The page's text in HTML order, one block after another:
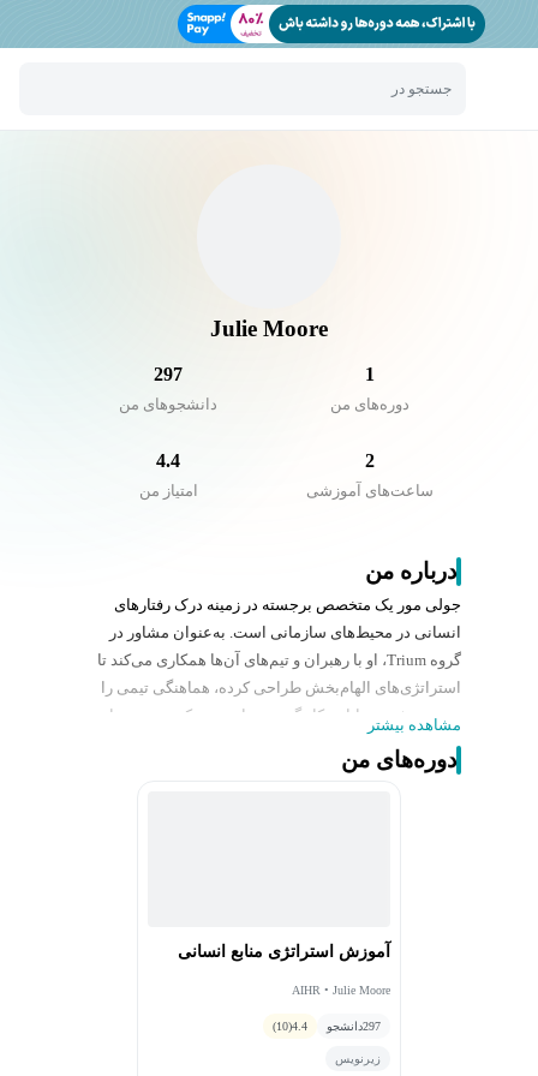
جستجو در
Julie Moore
1
دوره‌های من
297
دانشجو‌های من
2
ساعت‌های آموزشی
4.4
امتیاز من
درباره من
جولی مور یک متخصص برجسته در زمینه درک رفتارهای
انسانی در محیط‌های سازمانی است. به‌عنوان مشاور در
گروه Trium، او با رهبران و تیم‌های آن‌ها همکاری می‌کند تا
استراتژی‌های الهام‌بخش طراحی کرده، هماهنگی تیمی را
بهبود بخشد و توانایی کار گروهی را تقویت کند. تخصص او
شامل حوزه‌های کلیدی مانند روان‌شناسی کسب‌وکار، توسعه
سازمانی، رشد رهبری، برنامه‌ریزی جانشینی و تعامل با
مشاهده بیشتر
دوره‌های من
آموزش استراتژی منابع انسانی
AIHR • Julie Moore
297دانشجو 4.4
(10)
زیرنویس